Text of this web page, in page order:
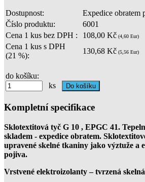
Dostupnost:
Expedice obratem
Číslo produktu:
6001
Cena 1 kus bez DPH :
108,00 Kč (4,60 Eur)
Cena 1 kus s DPH
(21 %):
130,68 Kč (5,56 Eur)
do košíku:
ks
Kompletní specifikace
Sklotextitová tyč G 10 , EPGC 41.
skladem - expedice obratem.
upravené skelné tkaniny jako výztuže a
pojiva.
Vrstvené elektroizolanty –tvrzená